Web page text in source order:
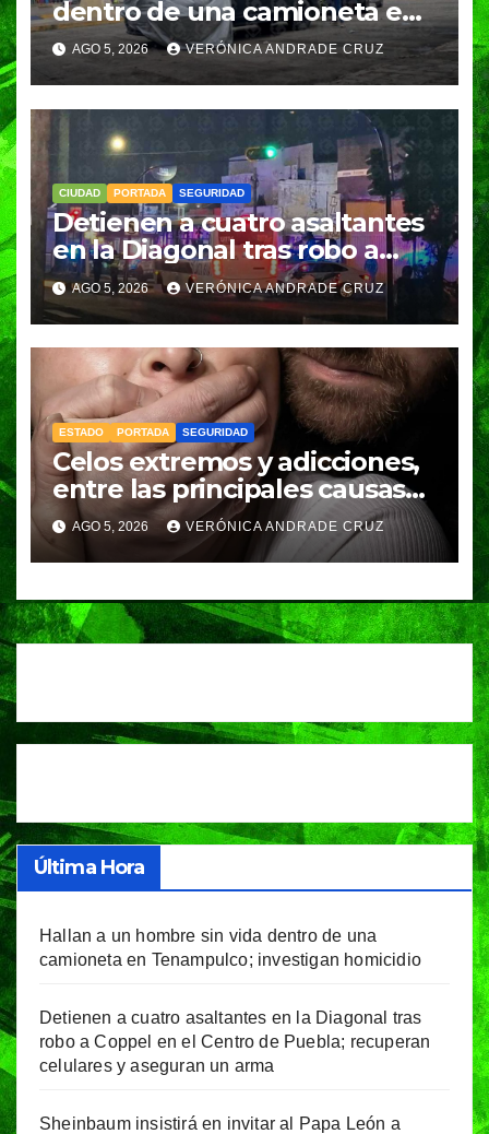
dentro de una camioneta en
Tenampulco; investigan
homicidio
AGO 5, 2026 VERÓNICA ANDRADE CRUZ
CIUDAD PORTADA SEGURIDAD
Detienen a cuatro asaltantes
en la Diagonal tras robo a
Coppel en el Centro de
Puebla; recuperan celulares y
aseguran un arma
AGO 5, 2026 VERÓNICA ANDRADE CRUZ
ESTADO PORTADA SEGURIDAD
Celos extremos y adicciones,
entre las principales causas
de feminicidio en Puebla:
Fiscalía
AGO 5, 2026 VERÓNICA ANDRADE CRUZ
Última Hora
Hallan a un hombre sin vida dentro de una
camioneta en Tenampulco; investigan homicidio
Detienen a cuatro asaltantes en la Diagonal tras
robo a Coppel en el Centro de Puebla; recuperan
celulares y aseguran un arma
Sheinbaum insistirá en invitar al Papa León a